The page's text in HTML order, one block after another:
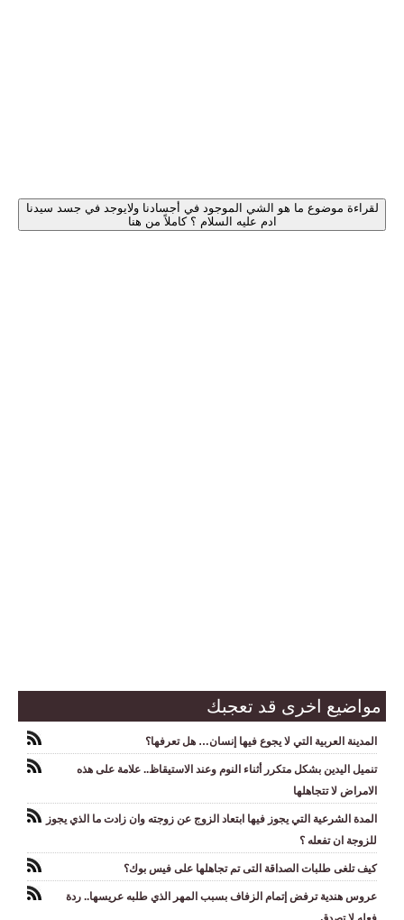
لقراءة موضوع ما هو الشي الموجود في أجسادنا ولايوجد في جسد سيدنا
ادم عليه السلام ؟ كاملاً من هنا
مواضيع اخرى قد تعجبك
المدينة العربية التي لا يجوع فيها إنسان… هل تعرفها؟
تنميل اليدين بشكل متكرر أثناء النوم وعند الاستيقاظ.. علامة على هذه
الامراض لا تتجاهلها
المدة الشرعية التي يجوز فيها ابتعاد الزوج عن زوجته وان زادت ما الذي يجوز
للزوجة ان تفعله ؟
كيف تلغى طلبات الصداقة التى تم تجاهلها على فيس بوك؟
عروس هندية ترفض إتمام الزفاف بسبب المهر الذي طلبه عريسها.. ردة